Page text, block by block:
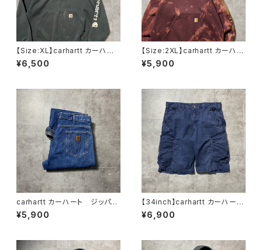
【Size:XL】carhartt カーハー
ト 刺繍企業ロゴ アームプリ
ント グッドダメージ ダークグ
¥6,500
【Size:2XL】carhartt カーハー
ト ルーズフィット ラベルロ
ゴ ワインレッド ボルドー ス
¥5,900
carhartt カーハート ジッパー
フライ 裏地ブランケット付き
レザーパッチ 濃紺 デニムパ
¥5,900
【34inch】carhartt カーハー
ト ジッパーフライ リップスト
ップ ネイビー カーゴショー
¥6,900